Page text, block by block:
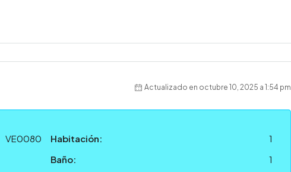
Actualizado en octubre 10, 2025 a 1:54 pm
VE0080
Habitación:
1
Baño:
1